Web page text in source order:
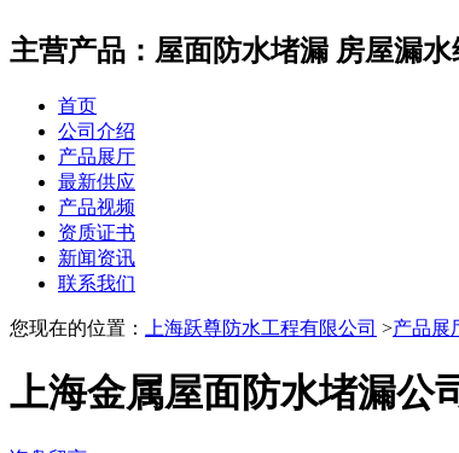
主营产品：屋面防水堵漏 房屋漏
首页
公司介绍
产品展厅
最新供应
产品视频
资质证书
新闻资讯
联系我们
您现在的位置： 上海跃尊防水工程有限公司 >产品展
上海金属屋面防水堵漏公